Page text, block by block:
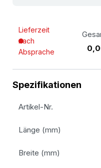
Lieferzeit
nach
Absprache
Spezifikationen
Artikel-Nr.
Länge (mm)
Breite (mm)